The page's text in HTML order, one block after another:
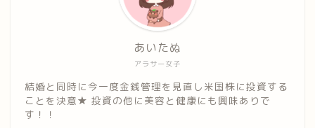
アラサー女子
あいたぬ
結婚と同時に今一度金銭管理を見直し米国株に投資する
ことを決意★ 投資の他に美容と健康にも興味ありで
す！！